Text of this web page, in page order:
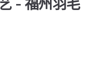
- 福州羽毛